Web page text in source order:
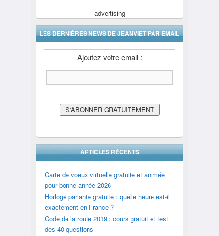
advertising
LES DERNIÈRES NEWS DE JEANVIET PAR EMAIL
Ajoutez votre email :
ARTICLES RÉCENTS
Carte de voeux virtuelle gratuite et animée
pour bonne année 2026
Horloge parlante gratuite : quelle heure est-il
exactement en France ?
Code de la route 2019 : cours gratuit et test
des 40 questions